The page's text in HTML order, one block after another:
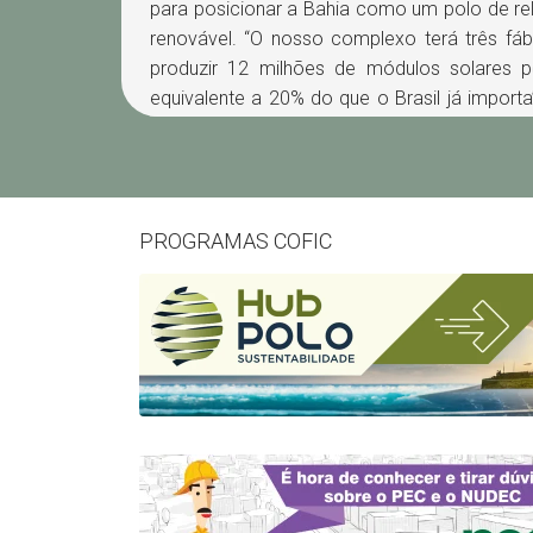
para posicionar a Bahia como um polo de
renovável. “O nosso complexo terá três
produzir 12 milhões de módulos solares
equivalente a 20% do que o Brasil já
governador da Bahia, Jerônimo
de Camaçari, em um ambiente
aplicada. A unidade produzirá
máquinas leves, eficientes e adaptadas
propriedades familiares. “Agora
instalação, que é a assinatura do
aproveitando seu potencial em
estratégica para receber diversos
PROGRAMAS COFIC